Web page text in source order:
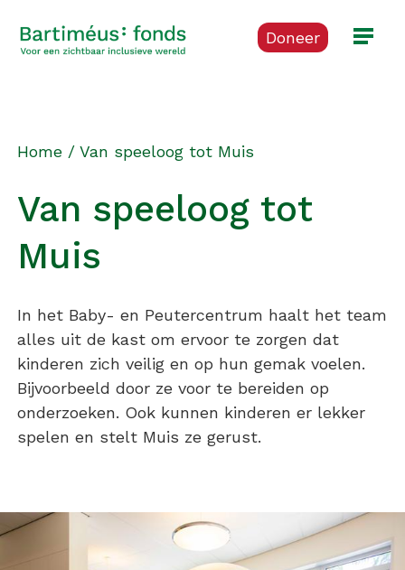
Doneer
Home /Van speeloog tot Muis
Van speeloog tot
Muis
In het Baby- en Peutercentrum haalt het team
alles uit de kast om ervoor te zorgen dat
kinderen zich veilig en op hun gemak voelen.
Bijvoorbeeld door ze voor te bereiden op
onderzoeken. Ook kunnen kinderen er lekker
spelen en stelt Muis ze gerust.